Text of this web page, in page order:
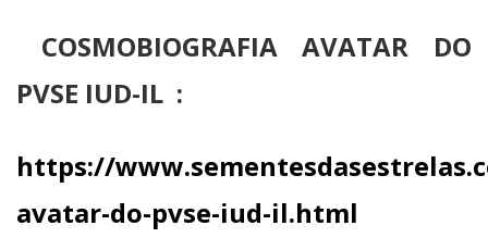
COSMOBIOGRAFIA AVATAR DO
PVSE IUD-IL :
https://
avatar-do-pvse-iud-il.html